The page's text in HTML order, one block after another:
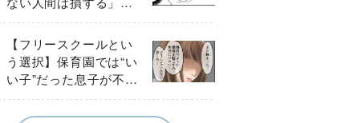
任の一言が苦しみに…
《第１話》
【フリースクールとい
う選択】保育園では“い
い子”だった息子が不登
校に…小学校入学後に
見えたSOS《第１話》